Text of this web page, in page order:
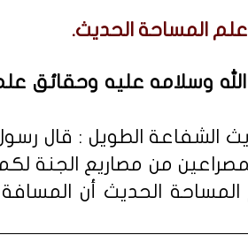
المساحة الحديث.
وسلامه عليه وحقائق
الطويل : قال
من مصاريع الجنة
الحديث أن